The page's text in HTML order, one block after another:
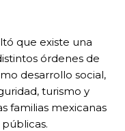
que existe una
órdenes de
desarrollo social,
turismo y
familias mexicanas